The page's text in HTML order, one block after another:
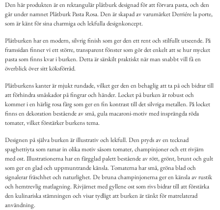
Den här produkten är en rektangulär plåtburk designad för att förvara pasta, och den
går under namnet Plåtburk Pasta Rosa. Den är skapad av varumärket Derriére la porte,
som är känt för sina charmiga och lekfulla designkoncept.
Plåtburken har en modern, silvrig finish som ger den ett rent och stilfullt utseende. På
framsidan finner vi ett större, transparent fönster som gör det enkelt att se hur mycket
pasta som finns kvar i burken. Detta är särskilt praktiskt när man snabbt vill få en
överblick över sitt köksförråd.
Plåtburkens kanter är mjukt rundade, vilket ger den en behaglig att ta på och bidrar till
att förhindra småskador på fingrar och händer. Locket på burken är robust och
kommer i en härlig rosa färg som ger en fin kontrast till det silvriga metallen. På locket
finns en dekoration bestående av små, gula macaroni-motiv med insprängda röda
tomater, vilket förstärker burkens tema.
Designen på själva burken är illustrativ och lekfull. Den pryds av en tecknad
spaghettiyta som ramar in olika motiv såsom tomater, champinjoner och ett rivjärn
med ost. Illustrationerna har en färgglad palett bestående av rött, grönt, brunt och gult
som ger en glad och uppmuntrande känsla. Tomaterna har små, gröna blad och
signalerar fräschhet och naturlighet. De bruna champinjonerna ger en känsla av rustik
och hemtrevlig matlagning. Rivjärnet med gyllene ost som rivs bidrar till att förstärka
den kulinariska stämningen och visar tydligt att burken är tänkt för matrelaterad
användning.